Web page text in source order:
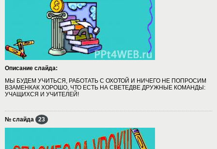
Описание слайда:
МЫ БУДЕМ УЧИТЬСЯ, РАБОТАТЬ С ОХОТОЙ И НИЧЕГО НЕ ПОПРОСИМ
ВЗАМЕНКАК ХОРОШО, ЧТО ЕСТЬ НА СВЕТЕДВЕ ДРУЖНЫЕ КОМАНДЫ:
УЧАЩИХСЯ И УЧИТЕЛЕЙ!
№ слайда 23